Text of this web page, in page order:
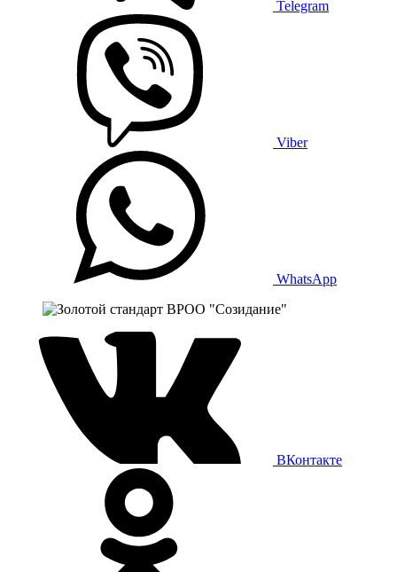
Telegram
Viber
WhatsApp
ВКонтакте